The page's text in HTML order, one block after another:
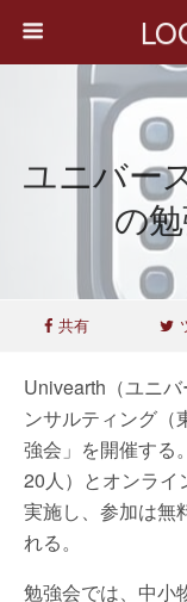
ユニバー
の
共有
Univearth（ユニ
ンサルティング（
強会」を開催する
20人）とオンライ
実施し、参加は無
れる。
勉強会では、中小